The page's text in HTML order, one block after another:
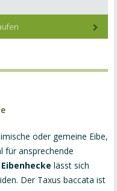
oder gemeine Eibe,
für ansprechende
Eibenhecke lässt sich
Der Taxus baccata ist